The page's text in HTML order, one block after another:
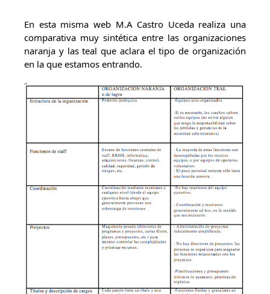
En esta misma web M.A Castro Uceda realiza una
comparativa muy sintética entre las organizaciones
naranja y las teal que aclara el tipo de organización
en la que estamos entrando.